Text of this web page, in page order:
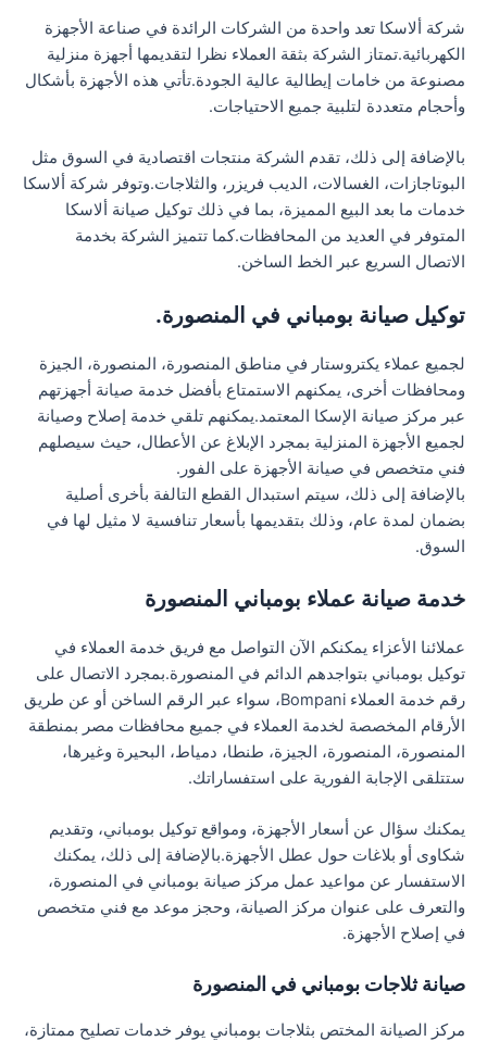
شركة ألاسكا تعد واحدة من الشركات الرائدة في صناعة الأجهزة
الكهربائية.تمتاز الشركة بثقة العملاء نظرا لتقديمها أجهزة منزلية
مصنوعة من خامات إيطالية عالية الجودة.تأتي هذه الأجهزة بأشكال
وأحجام متعددة لتلبية جميع الاحتياجات.
بالإضافة إلى ذلك، تقدم الشركة منتجات اقتصادية في السوق مثل
البوتاجازات، الغسالات، الديب فريزر، والثلاجات.وتوفر شركة ألاسكا
خدمات ما بعد البيع المميزة، بما في ذلك توكيل صيانة ألاسكا
المتوفر في العديد من المحافظات.كما تتميز الشركة بخدمة
الاتصال السريع عبر الخط الساخن.
توكيل صيانة بومباني في المنصورة.
لجميع عملاء يكتروستار في مناطق المنصورة، المنصورة، الجيزة
ومحافظات أخرى، يمكنهم الاستمتاع بأفضل خدمة صيانة أجهزتهم
عبر مركز صيانة الإسكا المعتمد.يمكنهم تلقي خدمة إصلاح وصيانة
لجميع الأجهزة المنزلية بمجرد الإبلاغ عن الأعطال، حيث سيصلهم
فني متخصص في صيانة الأجهزة على الفور.
بالإضافة إلى ذلك، سيتم استبدال القطع التالفة بأخرى أصلية
بضمان لمدة عام، وذلك بتقديمها بأسعار تنافسية لا مثيل لها في
السوق.
خدمة صيانة عملاء بومباني المنصورة
عملائنا الأعزاء يمكنكم الآن التواصل مع فريق خدمة العملاء في
توكيل بومباني بتواجدهم الدائم في المنصورة.بمجرد الاتصال على
رقم خدمة العملاء Bompani، سواء عبر الرقم الساخن أو عن طريق
الأرقام المخصصة لخدمة العملاء في جميع محافظات مصر بمنطقة
المنصورة، المنصورة، الجيزة، طنطا، دمياط، البحيرة وغيرها،
ستتلقى الإجابة الفورية على استفساراتك.
يمكنك سؤال عن أسعار الأجهزة، ومواقع توكيل بومباني، وتقديم
شكاوى أو بلاغات حول عطل الأجهزة.بالإضافة إلى ذلك، يمكنك
الاستفسار عن مواعيد عمل مركز صيانة بومباني في المنصورة،
والتعرف على عنوان مركز الصيانة، وحجز موعد مع فني متخصص
في إصلاح الأجهزة.
صيانة ثلاجات بومباني في المنصورة
مركز الصيانة المختص بثلاجات بومباني يوفر خدمات تصليح ممتازة،